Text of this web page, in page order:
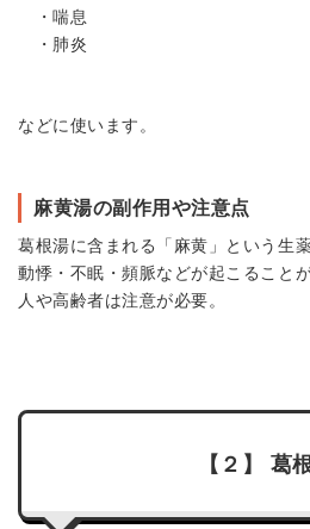
・喘息
・肺炎
などに使います。
麻黄湯の副作用や注意点
葛根湯に含まれる「麻黄」という生
動悸・不眠・頻脈などが起こること
人や高齢者は注意が必要。
【２】 葛